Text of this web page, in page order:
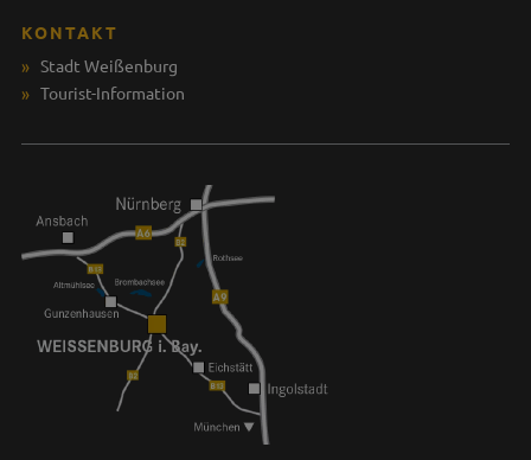
KONTAKT
Stadt Weißenburg
Tourist-Information